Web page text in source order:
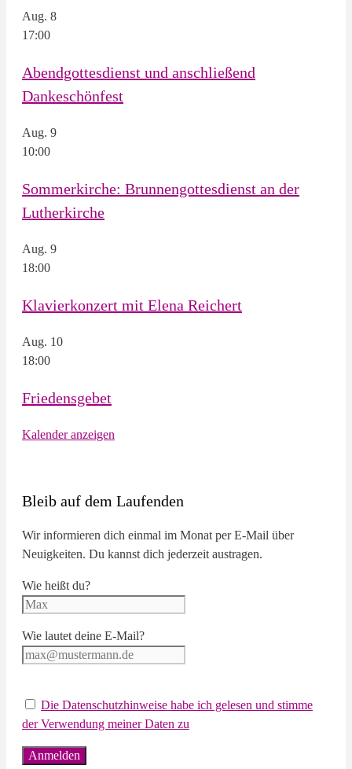
Aug. 8
17:00
Abendgottesdienst und anschließend
Dankeschönfest
Aug. 9
10:00
Sommerkirche: Brunnengottesdienst an der
Lutherkirche
Aug. 9
18:00
Klavierkonzert mit Elena Reichert
Aug. 10
18:00
Friedensgebet
Kalender anzeigen
Bleib auf dem Laufenden
Wir informieren dich einmal im Monat per E-Mail über
Neuigkeiten. Du kannst dich jederzeit austragen.
Wie heißt du?
Wie lautet deine E-Mail?
Die Datenschutzhinweise habe ich gelesen und stimme
der Verwendung meiner Daten zu